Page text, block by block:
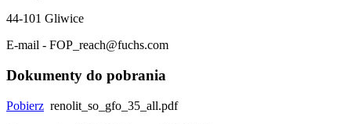
44-101 Gliwice
E-mail - FOP_reach@fuchs.com
Dokumenty do pobrania
Pobierz renolit_so_gfo_35_all.pdf